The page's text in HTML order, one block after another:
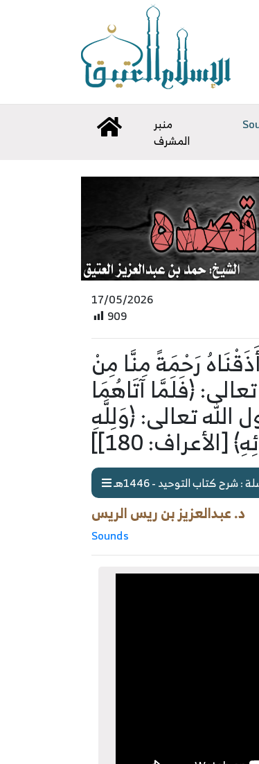
منبر
المشرف
17/05/2026
909
أَذَقْنَاهُ رَحْمَةً مِنَّا مِنْ
وباب قوله الله تعالى: ﴿فَلَمَّا آتَاهُمَا
[الأعراف: 190] – وباب قول الله تعالى: ﴿وَلِلَّهِ
180]]
كتاب التوحيد - 1446هـ
د. عبدالعزيز بن ريس الريس
Sounds